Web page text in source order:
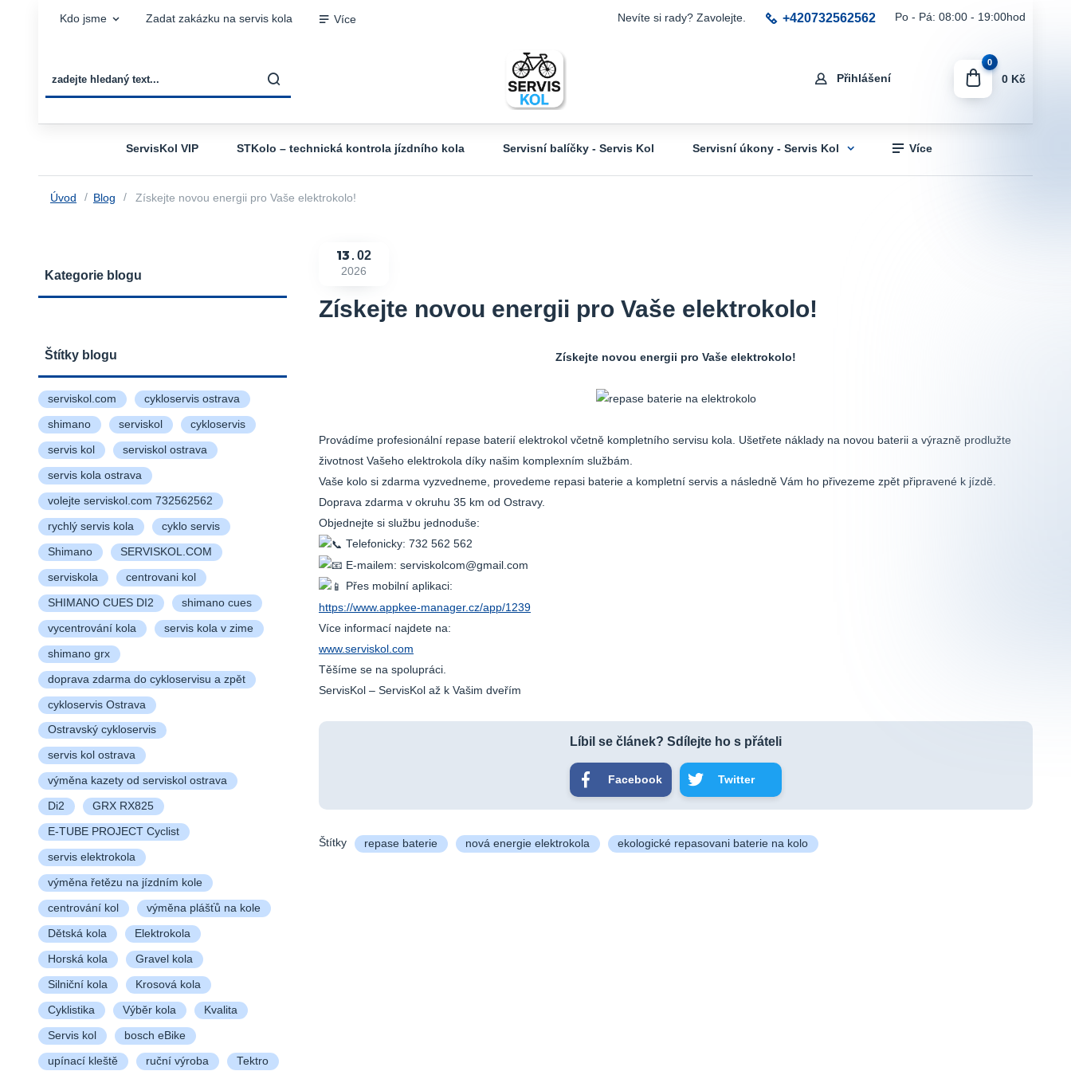
Kdo jsme Zadat zakázku na servis kola Více
Přihlášení
Nevíte si rady? Zavolejte. +420732562562 Po - Pá: 08:00 - 19:00hod
0
0 Kč
ServisKol VIP STKolo – technická kontrola jízdního kola Servisní balíčky - Servis Kol Servisní úkony - Servis Kol Více
Úvod Blog Získejte novou energii pro Vaše elektrokolo!
Kategorie blogu
Štítky blogu
serviskol.com cykloservis ostrava
shimano serviskol cykloservis
servis kol serviskol ostrava
servis kola ostrava
volejte serviskol.com 732562562
rychlý servis kola cyklo servis
Shimano SERVISKOL.COM
serviskola centrovani kol
SHIMANO CUES DI2 shimano cues
vycentrování kola servis kola v zime
shimano grx
doprava zdarma do cykloservisu a zpět
cykloservis Ostrava
Ostravský cykloservis
servis kol ostrava
výměna kazety od serviskol ostrava
Di2 GRX RX825
E-TUBE PROJECT Cyclist
servis elektrokola
výměna řetězu na jízdním kole
centrování kol výměna plášťů na kole
Dětská kola Elektrokola
Horská kola Gravel kola
Silniční kola Krosová kola
Cyklistika Výběr kola Kvalita
Servis kol bosch eBike
upínací kleště ruční výroba Tektro
13 02
2026
Získejte novou energii pro Vaše elektrokolo!
Získejte novou energii pro Vaše elektrokolo!
Provádíme profesionální repase baterií elektrokol včetně kompletního servisu kola. Ušetřete náklady na novou baterii a výrazně prodlužte
životnost Vašeho elektrokola díky našim komplexním službám.
Vaše kolo si zdarma vyzvedneme, provedeme repasi baterie a kompletní servis a následně Vám ho přivezeme zpět připravené k jízdě.
Doprava zdarma v okruhu 35 km od Ostravy.
Objednejte si službu jednoduše:
Telefonicky: 732 562 562
E-mailem: serviskolcom@gmail.com
Přes mobilní aplikaci:
https://www.appkee-manager.cz/app/1239
Více informací najdete na:
www.serviskol.com
Těšíme se na spolupráci.
ServisKol – ServisKol až k Vašim dveřím
Líbil se článek? Sdílejte ho s přáteli
Facebook Twitter
Štítky repase baterie nová energie elektrokola ekologické repasovani baterie na kolo